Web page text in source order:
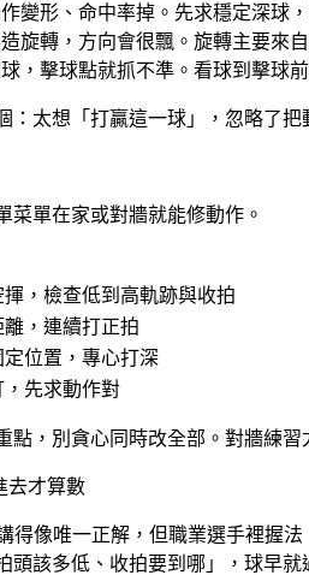
變形、命中率掉。先求穩定深球
旋轉，方向會很飄。旋轉主要來
，擊球點就抓不準。看球到擊球前
太想「打贏這一球」，忽略了把
菜單在家或對牆就能修動作。
，檢查低到高軌跡與收拍
，連續打正拍
位置，專心打深
，先求動作對
，別貪心同時改全部。對牆練
去才算數
得像唯一正解，但職業選手裡握
該多低、收拍要到哪」，球早就